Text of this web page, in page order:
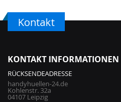
Kontakt
KONTAKT INFORMATIONEN
RÜCKSENDEADRESSE
handyhuellen-24.de
Kohlenstr. 32a
04107 Leipzig